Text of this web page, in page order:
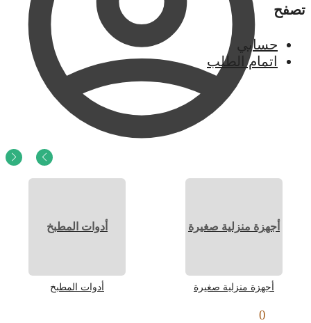
تصفح
حسابي
اتمام الطلب
أجهزة منزلية صغيرة
أجهزة منزلية صغيرة
أدوات المطبخ
أدوات المطبخ
0